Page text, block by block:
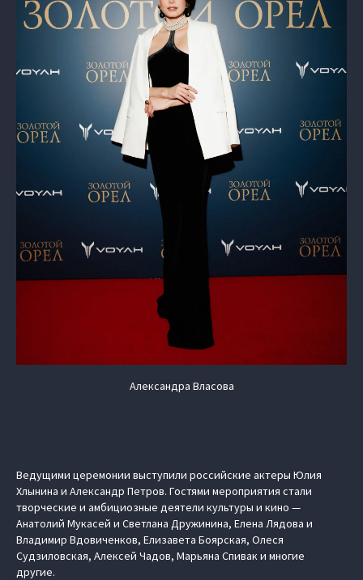
Александра Власова
Ведущими церемонии выступили российские актеры Юлия
Хлынина и Александр Петров. Гостями мероприятия стали
творческие и амбициозные деятели культуры и кино —
Анатолий Мукасей и Светлана Дружинина, Елена Лядова и
Владимир Вдовиченков, Елизавета Боярская, Олеся
Судзиловская, Алексей Чадов, Марьяна Спивак и многие
другие.